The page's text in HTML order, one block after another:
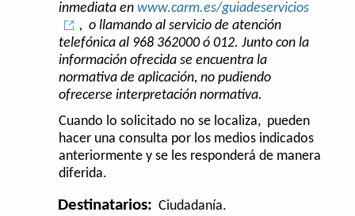
inmediata enwww.carm.es/guiadeservicios
, o llamando al servicio de atención
telefónica al 968 362000 ó 012.Junto con la
información ofrecida se encuentra la
normativa de aplicación, no pudiendo
ofrecerse interpretación normativa.
Cuando lo solicitado no se localiza, pueden
hacer una consulta por los medios indicados
anteriormente y se les responderá de manera
diferida.
Destinatarios: Ciudadanía.